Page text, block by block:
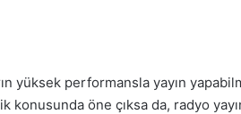
yüksek performansla yayın
konusunda öne çıksa da, radyo